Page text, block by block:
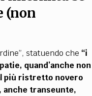
(non
statuendo che “i
quand’anche non
più ristretto novero
anche transeunte,